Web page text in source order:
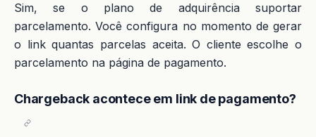
Sim, se o plano de adquirência suportar
parcelamento. Você configura no momento de gerar
o link quantas parcelas aceita. O cliente escolhe o
parcelamento na página de pagamento.
Chargeback acontece em link de pagamento?